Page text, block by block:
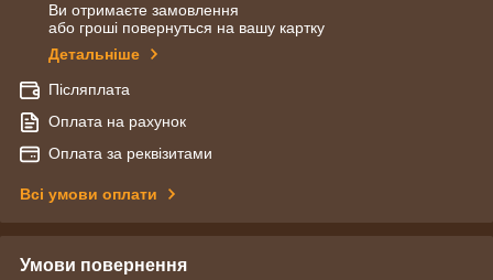
Ви отримаєте замовлення
або гроші повернуться на вашу картку
Детальніше
Післяплата
Оплата на рахунок
Оплата за реквізитами
Всі умови оплати
Умови повернення